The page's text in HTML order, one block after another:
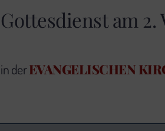
Gottesdienst am
in derEVANGELISCHEN